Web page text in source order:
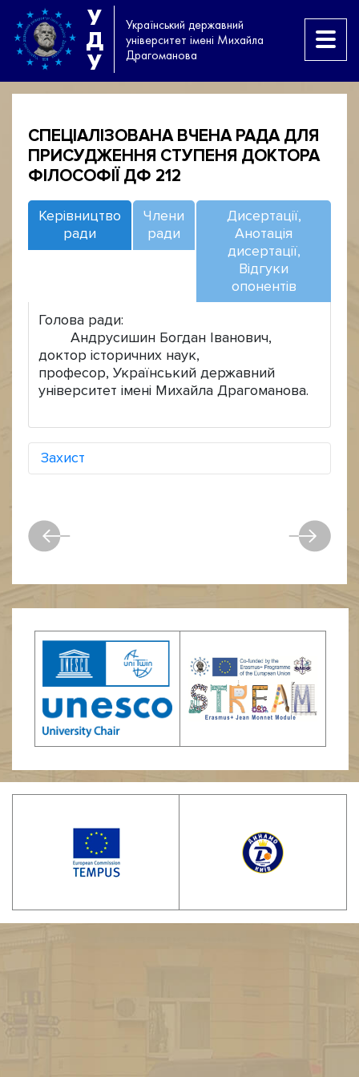
У
Д
У
Український державний
університет імені Михайла
Драгоманова
СПЕЦІАЛІЗОВАНА ВЧЕНА РАДА ДЛЯ
ПРИСУДЖЕННЯ СТУПЕНЯ ДОКТОРА
ФІЛОСОФІЇ ДФ 212
Керівництво
ради
Члени
ради
Дисертації,
Анотація
дисертації,
Відгуки
опонентів
Голова ради:
Андрусишин Богдан Іванович,
доктор історичних наук,
професор, Український державний
університет імені Михайла Драгоманова.
Захист